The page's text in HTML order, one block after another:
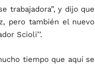
trabajadora”, y dijo que
pero también el nuevo
Scioli’’.
tiempo que aquí se